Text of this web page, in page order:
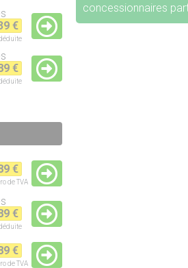
concessionnaires
€
€
€
de TVA
€
€
de TVA